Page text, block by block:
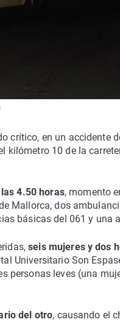
crítico, en un accidente
10 de la
4.50 horas, momento
Mallorca, dos
básicas del 061 y una
seis mujeres y dos
Universitario Son
personas leves (una
del otro, causando el